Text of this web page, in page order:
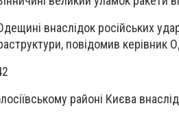
внаслідок російських
повідомив керівник
районі Києва